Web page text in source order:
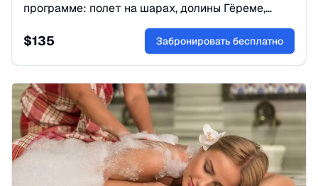
программе: полет на шарах, долины Гёреме,
подземные города и скальные храмы.
Комфортный темп и лучшие виды. Бронируйте!
$135 Забронировать бесплатно